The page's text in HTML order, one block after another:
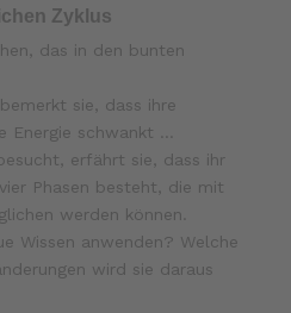
Zyklus
das in den bunten
sie, dass ihre
Energie schwankt …
erfährt sie, dass ihr
Phasen besteht, die mit
werden können.
Wissen anwenden? Welche
wird sie daraus